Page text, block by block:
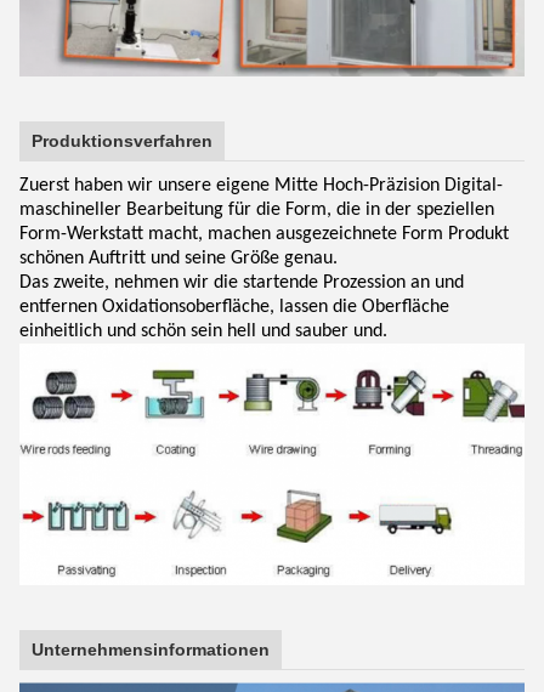
Produktionsverfahren
Zuerst haben wir unsere eigene Mitte Hoch-Präzision Digital-
maschineller Bearbeitung für die Form, die in der speziellen
Form-Werkstatt macht, machen ausgezeichnete Form Produkt
schönen Auftritt und seine Größe genau.
Das zweite, nehmen wir die startende Prozession an und
entfernen Oxidationsoberfläche, lassen die Oberfläche
einheitlich und schön sein hell und sauber und.
Unternehmensinformationen